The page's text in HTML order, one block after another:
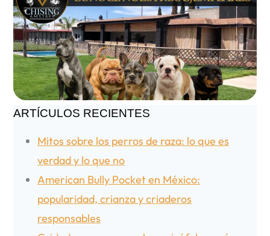
ARTÍCULOS RECIENTES
Mitos sobre los perros de raza: lo que es
verdad y lo que no
American Bully Pocket en México:
popularidad, crianza y criaderos
responsables